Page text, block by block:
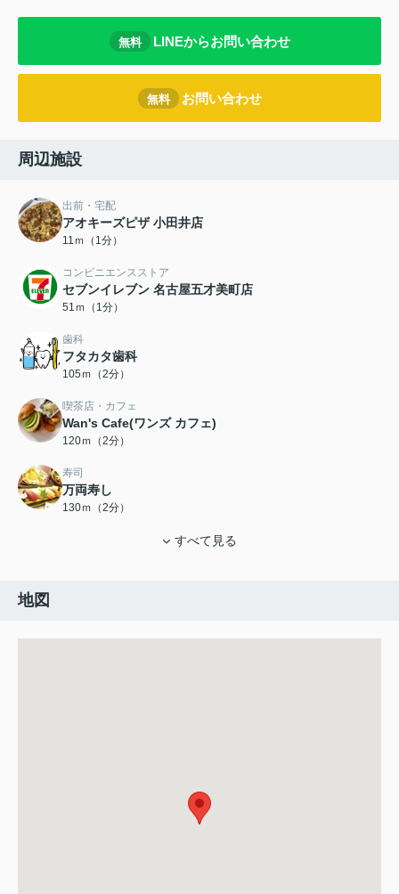
無料 LINEからお問い合わせ
無料 お問い合わせ
周辺施設
出前・宅配
アオキーズピザ 小田井店
11ｍ（1分）
コンビニエンスストア
セブンイレブン 名古屋五才美町店
51ｍ（1分）
歯科
フタカタ歯科
105ｍ（2分）
喫茶店・カフェ
Wan's Cafe(ワンズ カフェ)
120ｍ（2分）
寿司
万両寿し
130ｍ（2分）
すべて見る
地図